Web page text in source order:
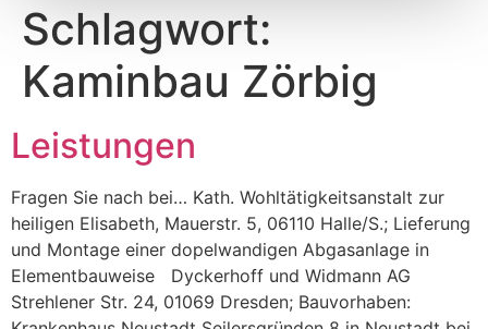
Schlagwort:
Kaminbau Zörbig
Leistungen
Fragen Sie nach bei… Kath. Wohltätigkeitsanstalt zur
heiligen Elisabeth, Mauerstr. 5, 06110 Halle/S.; Lieferung
und Montage einer dopelwandigen Abgasanlage in
Elementbauweise Dyckerhoff und Widmann AG
Strehlener Str. 24, 01069 Dresden; Bauvorhaben: